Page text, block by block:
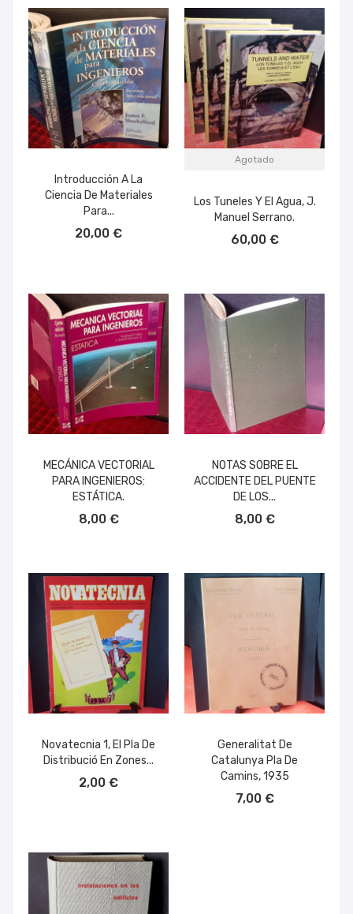
Introducción A La
Ciencia De Materiales
Para...
20,00 €
Agotado
Los Tuneles Y El Agua, J.
Manuel Serrano.
60,00 €
MECÁNICA VECTORIAL
PARA INGENIEROS:
ESTÁTICA.
8,00 €
NOTAS SOBRE EL
ACCIDENTE DEL PUENTE
DE LOS...
8,00 €
Novatecnia 1, El Pla De
Distribució En Zones...
2,00 €
Generalitat De
Catalunya Pla De
Camins, 1935
7,00 €